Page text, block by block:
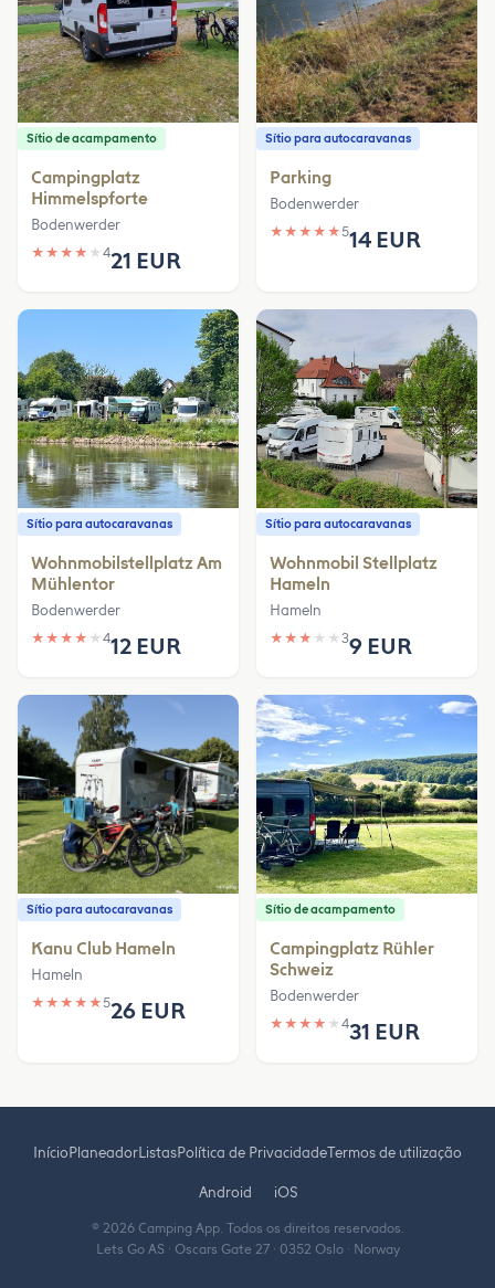
Sítio de acampamento
Campingplatz
Himmelspforte
Bodenwerder
★ ★ ★ ★ ★ 421 EUR
Sítio para autocaravanas
Parking
Bodenwerder
★ ★ ★ ★ ★514 EUR
Sítio para autocaravanas
Wohnmobilstellplatz Am
Mühlentor
Bodenwerder
★ ★ ★ ★ ★ 412 EUR
Sítio para autocaravanas
Wohnmobil Stellplatz
Hameln
Hameln
★ ★ ★ ★ ★ 39 EUR
Sítio para autocaravanas
Kanu Club Hameln
Hameln
★ ★ ★ ★ ★526 EUR
Sítio de acampamento
Campingplatz Rühler
Schweiz
Bodenwerder
★ ★ ★ ★ ★ 431 EUR
Início PlaneadorListasPolítica de PrivacidadeTermos de utilização
Android iOS
© 2026 Camping App. Todos os direitos reservados.
Lets Go AS · Oscars Gate 27 · 0352 Oslo · Norway